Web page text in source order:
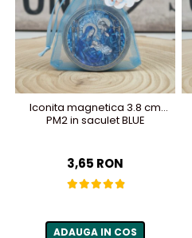
Iconita magnetica 3.8 cm
PM2 in saculet BLUE
3,65 RON
ADAUGA IN COS